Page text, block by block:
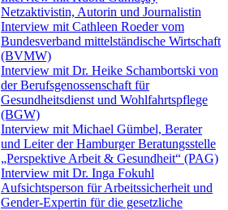
Netzaktivistin, Autorin und Journalistin
Interview mit Cathleen Roeder vom
Bundesverband mittelständische Wirtschaft
(BVMW)
Interview mit Dr. Heike Schambortski von
der Berufsgenossenschaft für
Gesundheitsdienst und Wohlfahrtspflege
(BGW)
Interview mit Michael Gümbel, Berater
und Leiter der Hamburger Beratungsstelle
„Perspektive Arbeit & Gesundheit“ (PAG)
Interview mit Dr. Inga Fokuhl
Aufsichtsperson für Arbeitssicherheit und
Gender-Expertin für die gesetzliche